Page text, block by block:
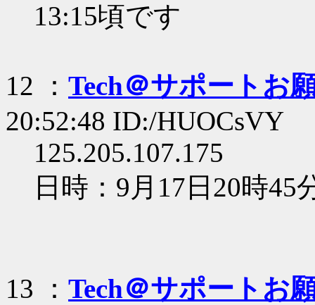
13:15頃です
12 ： Tech＠サポートお
20:52:48 ID:/HUOCsVY
125.205.107.175
日時：9月17日20時45
13 ： Tech＠サポートお